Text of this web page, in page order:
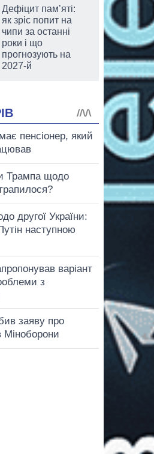
Дефіцит пам’яті:
як зріс попит на
чипи за останні
роки і що
прогнозують на
2027-й